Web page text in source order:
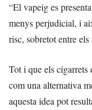
“El vapeig es
menys perjudicial, i
risc, sobretot entre els
Tot i que els cigarrets
com una alternativa
aquesta idea pot